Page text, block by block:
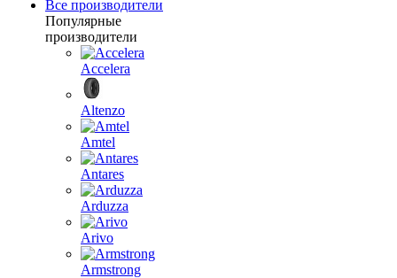
Все производители
Популярные
производители
Accelera
Altenzo
Amtel
Antares
Arduzza
Arivo
Armstrong